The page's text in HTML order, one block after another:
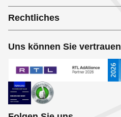
Rechtliches
Uns können Sie vertrauen